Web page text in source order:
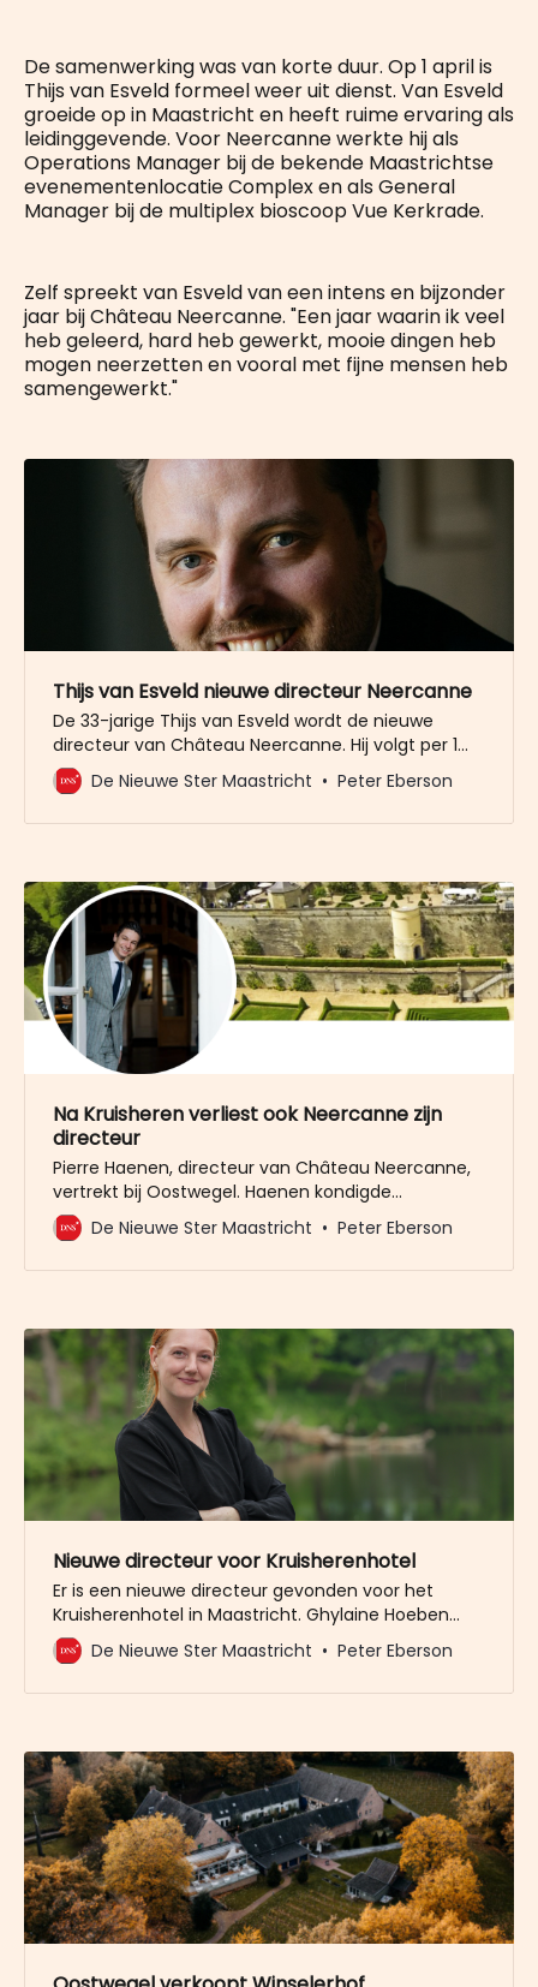
De samenwerking was van korte duur. Op 1 april is
Thijs van Esveld formeel weer uit dienst. Van Esveld
groeide op in Maastricht en heeft ruime ervaring als
leidinggevende. Voor Neercanne werkte hij als
Operations Manager bij de bekende Maastrichtse
evenementenlocatie Complex en als General
Manager bij de multiplex bioscoop Vue Kerkrade.
Zelf spreekt van Esveld van een intens en bijzonder
jaar bij Château Neercanne. "Een jaar waarin ik veel
heb geleerd, hard heb gewerkt, mooie dingen heb
mogen neerzetten en vooral met fijne mensen heb
samengewerkt."
Thijs van Esveld nieuwe directeur Neercanne
De 33-jarige Thijs van Esveld wordt de nieuwe
directeur van Château Neercanne. Hij volgt per 1
april Pierre Haenen op, die heeft aangegeven de
Oostwegel Groep te verlaten. Van Esveld werkte de
De Nieuwe Ster Maastricht Peter Eberson
Na Kruisheren verliest ook Neercanne zijn
directeur
Pierre Haenen, directeur van Château Neercanne,
vertrekt bij Oostwegel. Haenen kondigde
donderdag intern aan dat hij stopt als directeur bij
het hotel. Wat is er aan de hand bij de hotels van
De Nieuwe Ster Maastricht Peter Eberson
Nieuwe directeur voor Kruisherenhotel
Er is een nieuwe directeur gevonden voor het
Kruisherenhotel in Maastricht. Ghylaine Hoeben
wordt de opvolger van Ineke van de Laak die in
januari haar vertrek aankondigde. De 30-jarige
De Nieuwe Ster Maastricht Peter Eberson